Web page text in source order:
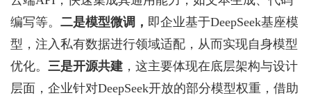
编写等。 二是模型微调 ， 即企业基于DeepSeek基座模
型，注入私有数据进行领域适配，从而实现自身模型
优化。 三是开源共建 ，这主要体现在底层架构与设计
层面，企业针对DeepSeek开放的部分模型权重，借助